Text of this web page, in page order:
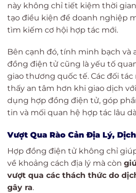
này không chỉ tiết kiệm thời
tạo điều kiện để doanh nghiệp
tìm kiếm cơ hội hợp tác mới.
Bên cạnh đó, tính minh bạch và
đồng điện tử cũng là yếu tố
giao thương quốc tế. Các đối tác
thấy an tâm hơn khi giao dịch
dụng hợp đồng điện tử, góp
tin và mối quan hệ hợp tác lâu
Vượt Qua Rào Cản Địa Lý,
Hợp đồng điện tử không chỉ
về khoảng cách địa lý mà còn
vượt qua các thách thức do
gây ra.